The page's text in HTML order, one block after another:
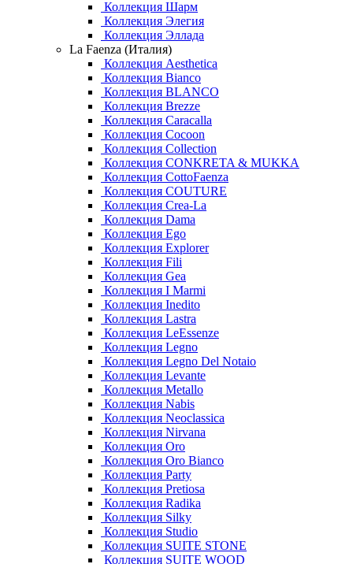
Коллекция Шарм
Коллекция Элегия
Коллекция Эллада
La Faenza (Италия)
Коллекция Aesthetica
Коллекция Bianco
Коллекция BLANCO
Коллекция Brezze
Коллекция Caracalla
Коллекция Cocoon
Коллекция Collection
Коллекция CONKRETA & MUKKA
Коллекция CottoFaenza
Коллекция COUTURE
Коллекция Crea-La
Коллекция Dama
Коллекция Ego
Коллекция Explorer
Коллекция Fili
Коллекция Gea
Коллекция I Marmi
Коллекция Inedito
Коллекция Lastra
Коллекция LeEssenze
Коллекция Legno
Коллекция Legno Del Notaio
Коллекция Levante
Коллекция Metallo
Коллекция Nabis
Коллекция Neoclassica
Коллекция Nirvana
Коллекция Oro
Коллекция Oro Bianco
Коллекция Party
Коллекция Pretiosa
Коллекция Radika
Коллекция Silky
Коллекция Studio
Коллекция SUITE STONE
Коллекция SUITE WOOD